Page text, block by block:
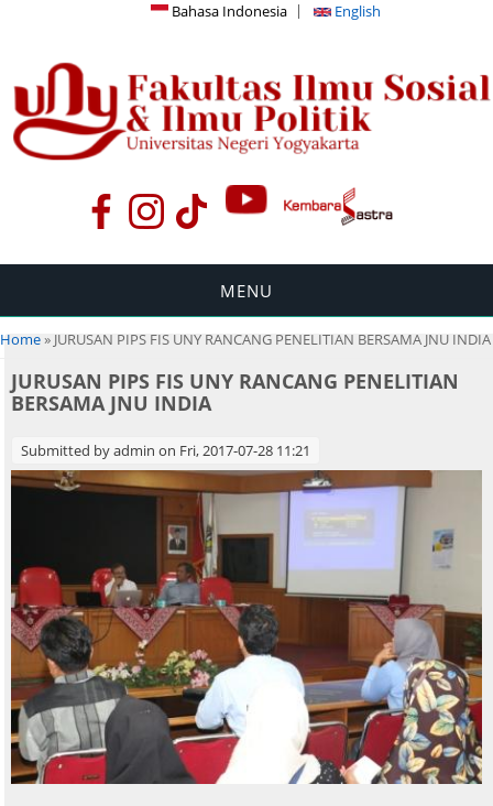
Bahasa Indonesia English
MENU
You are here
Home» JURUSAN PIPS FIS UNY RANCANG PENELITIAN BERSAMA JNU INDIA
JURUSAN PIPS FIS UNY RANCANG PENELITIAN
BERSAMA JNU INDIA
Submitted byadmin on Fri, 2017-07-28 11:21